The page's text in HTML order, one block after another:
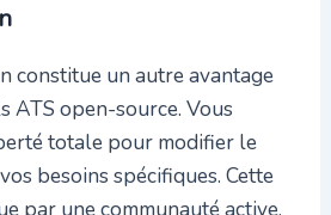
constitue un autre avantage
ATS open-source. Vous
totale pour modifier le
besoins spécifiques. Cette
par une communauté active,